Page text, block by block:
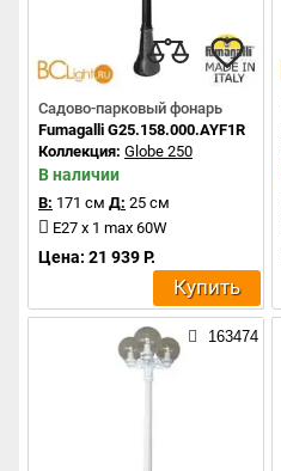
Садово-парковый фонарь
Fumagalli G25.158.000.AYF1R
Коллекция: Globe 250
В наличии
В: 171 см Д: 25 см
E27 x 1 max 60W
Цена: 21 939 Р.
Купить
163474